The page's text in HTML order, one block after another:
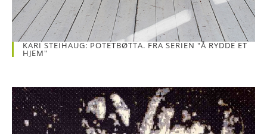
KARI STEIHAUG: POTETBØTTA. FRA SERIEN "Å RYDDE ET
HJEM"